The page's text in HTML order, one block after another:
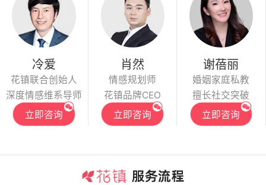
冷爱
花镇联合创始人
深度情感维系导师
立即咨询
肖然
情感规划师
花镇品牌CEO
立即咨询
谢蓓丽
婚姻家庭私教
擅长社交突破
立即咨询